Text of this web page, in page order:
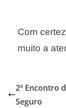
Com
muito a
2º Encontro
Seguro